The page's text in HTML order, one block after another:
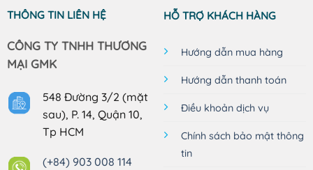
THÔNG TIN LIÊN HỆ
CÔNG TY TNHH THƯƠNG
MẠI GMK
548 Đường 3/2 (mặt
sau), P. 14, Quận 10,
Tp HCM
(+84) 903 008 114
HỖ TRỢ KHÁCH HÀNG
Hướng dẫn mua hàng
Hướng dẫn thanh toán
Điều khoản dịch vụ
Chính sách bảo mật thông
tin